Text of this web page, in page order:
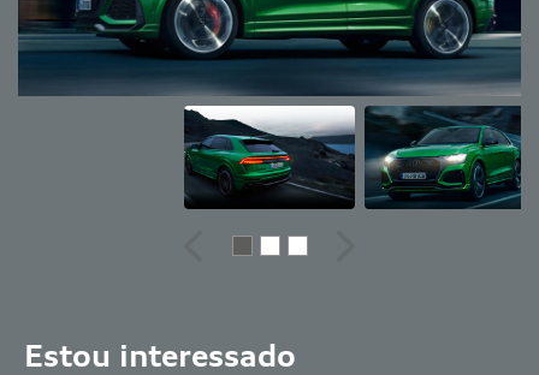
Estou interessado
Anterior